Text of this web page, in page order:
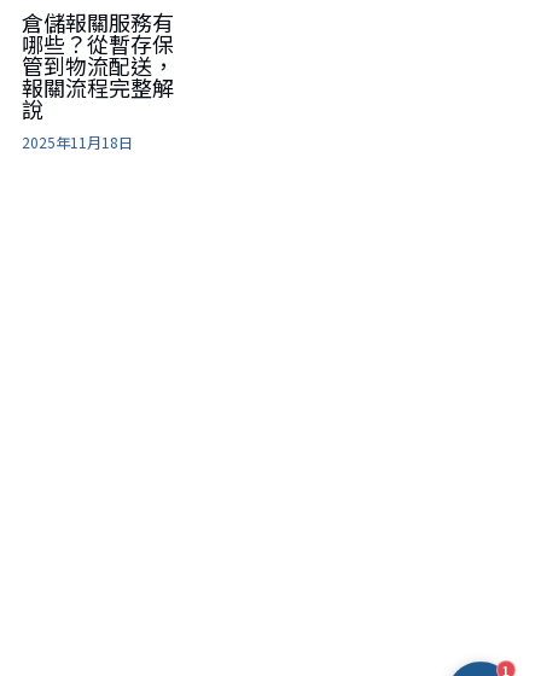
繁體中文
繁體中文
倉儲報關服務有
哪些？從暫存保
管到物流配送，
報關流程完整解
說
2025年11月18日
1